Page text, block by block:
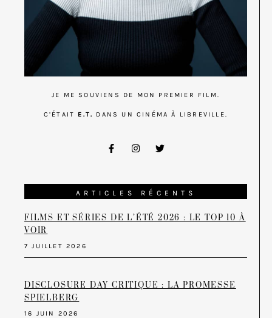
JE ME SOUVIENS DE MON PREMIER FILM.
C’ÉTAIT E.T. DANS UN CINÉMA À LIBREVILLE.
ARTICLES RÉCENTS
FILMS ET SÉRIES DE L’ÉTÉ 2026 : LE TOP 10 À
VOIR
7 JUILLET 2026
DISCLOSURE DAY CRITIQUE : LA PROMESSE
SPIELBERG
16 JUIN 2026